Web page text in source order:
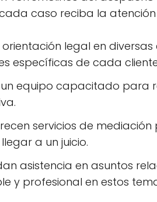
caso reciba la
legal en
específicas de cada
equipo capacitado para
servicios de
a un juicio.
asistencia en asuntos
y profesional en estos